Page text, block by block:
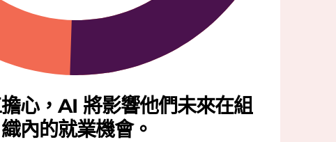
心，AI 將影響他們未來在組
織內的就業機會。